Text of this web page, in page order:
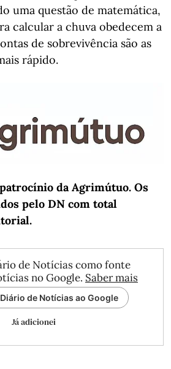
uma questão de matemática,
calcular a chuva obedecem a
de sobrevivência são as
rápido.
da Agrimútuo. Os
pelo DN com total
de Notícias como fonte
no Google. Saber mais
de Notícias ao Google
Já adicionei